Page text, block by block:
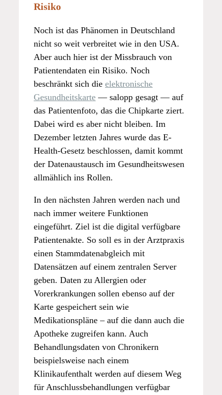
Risiko
Noch ist das Phänomen in Deutschland
nicht so weit verbreitet wie in den USA.
Aber auch hier ist der Missbrauch von
Patientendaten ein Risiko. Noch
beschränkt sich die elektronische
Gesundheitskarte — salopp gesagt — auf
das Patientenfoto, das die Chipkarte ziert.
Dabei wird es aber nicht bleiben. Im
Dezember letzten Jahres wurde das E-
Health-Gesetz beschlossen, damit kommt
der Datenaustausch im Gesundheitswesen
allmählich ins Rollen.
In den nächsten Jahren werden nach und
nach immer weitere Funktionen
eingeführt. Ziel ist die digital verfügbare
Patientenakte. So soll es in der Arztpraxis
einen Stammdatenabgleich mit
Datensätzen auf einem zentralen Server
geben. Daten zu Allergien oder
Vorerkrankungen sollen ebenso auf der
Karte gespeichert sein wie
Medikationspläne – auf die dann auch die
Apotheke zugreifen kann. Auch
Behandlungsdaten von Chronikern
beispielsweise nach einem
Klinikaufenthalt werden auf diesem Weg
für Anschlussbehandlungen verfügbar